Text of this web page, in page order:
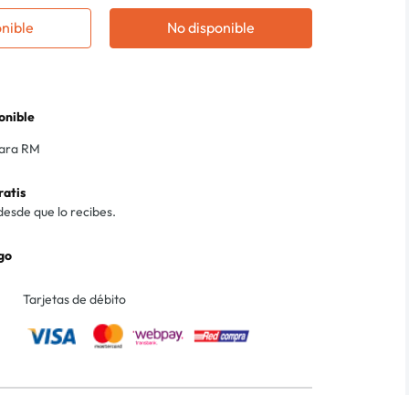
No disponible
RM
que lo recibes.
Tarjetas de débito